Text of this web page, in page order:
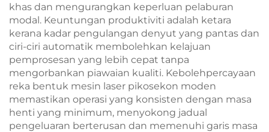
khas dan mengurangkan keperluan pelaburan
modal. Keuntungan produktiviti adalah ketara
kerana kadar pengulangan denyut yang pantas dan
ciri-ciri automatik membolehkan kelajuan
pemprosesan yang lebih cepat tanpa
mengorbankan piawaian kualiti. Kebolehpercayaan
reka bentuk mesin laser pikosekon moden
memastikan operasi yang konsisten dengan masa
henti yang minimum, menyokong jadual
pengeluaran berterusan dan memenuhi garis masa